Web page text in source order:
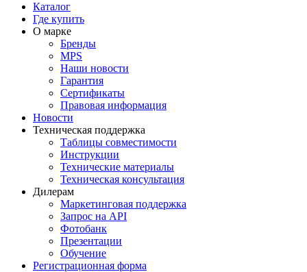
Каталог
Где купить
О марке
Бренды
MPS
Наши новости
Гарантия
Сертификаты
Правовая информация
Новости
Техническая поддержка
Таблицы совместимости
Инструкции
Технические материалы
Техническая консультация
Дилерам
Маркетинговая поддержка
Запрос на API
Фотобанк
Презентации
Обучение
Регистрационная форма